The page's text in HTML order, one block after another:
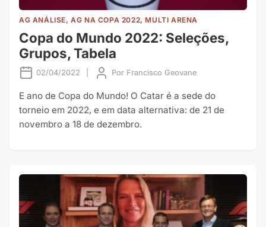
AG ANÁLISE, AG NA COPA 2022, MULTI ARENA
Copa do Mundo 2022: Seleções,
Grupos, Tabela
02/04/2022 Por Francisco Geovane
E ano de Copa do Mundo! O Catar é a sede do
torneio em 2022, e em data alternativa: de 21 de
novembro a 18 de dezembro.